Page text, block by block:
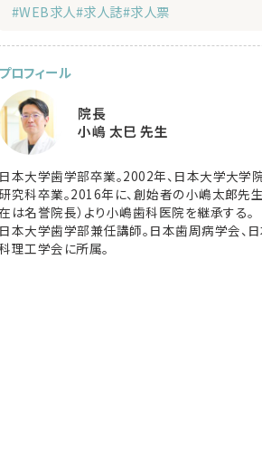
#WEB求人#求人誌#求人票
プロフィール
院長
小嶋 太巳 先生
日本大学歯学部卒業。2002年、日本大学大学
究科卒業。2016年に、創始者の小嶋太郎先
は名誉院長）より小嶋歯科医院を継承する。
日本大学歯学部兼任講師。日本歯周病学会、
理工学会に所属。